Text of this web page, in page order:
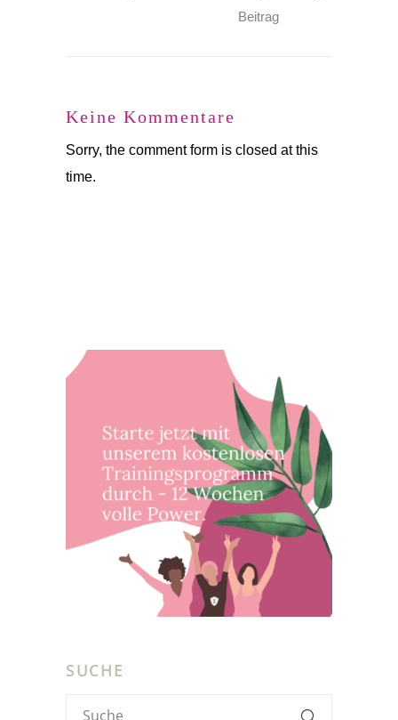
Beitrag
Keine Kommentare
Sorry, the comment form is closed at this
time.
SUCHE